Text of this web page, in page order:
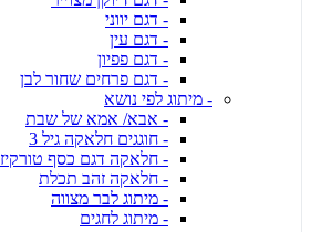
- דגם יווני
- דגם עין
- דגם פפיון
- דגם פרחים שחור לבן
- מיתוג לפי נושא
- אבא/ אמא של שבת
- חוגגים חלאקה גיל 3
- חלאקה דגם כסף טורקיז
- חלאקה זהב תכלת
- מיתוג לבר מצווה
- מיתוג לחגים